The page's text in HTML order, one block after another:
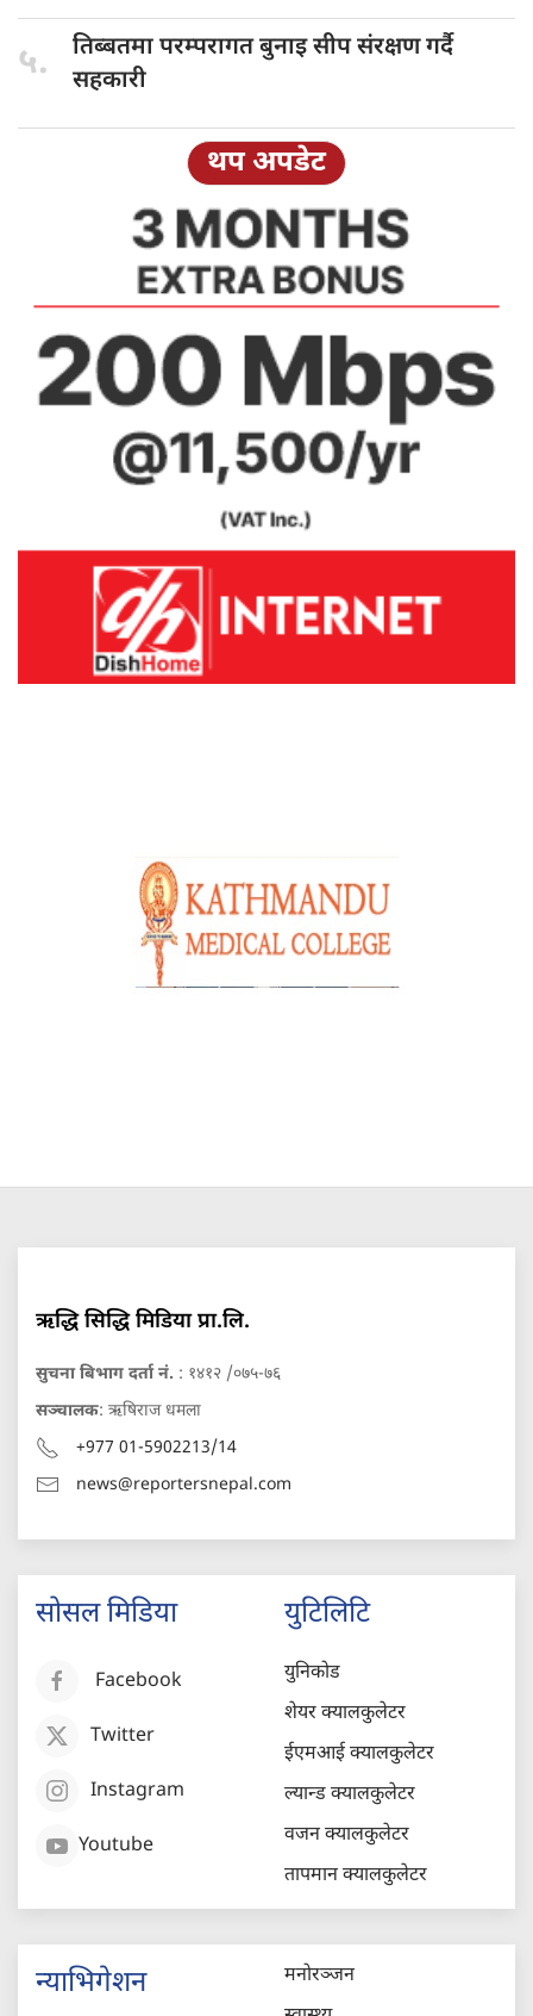
५. तिब्बतमा परम्परागतबुनाइ सीप संरक्षण गर्दै
सहकारी
थप अपडेट
ऋद्धि सिद्धि मिडिया प्रा.लि.
सुचना बिभाग दर्ता नं. : १४१२ /०७५-७६
सञ्चालक: ऋषिराज धमला
+977 01-5902213/14
news@reportersnepal.com
सोसल मिडिया
Facebook
Twitter
Instagram
Youtube
युटिलिटि
युनिकोड
शेयर क्यालकुलेटर
ईएमआई क्यालकुलेटर
ल्यान्ड क्यालकुलेटर
वजन क्यालकुलेटर
तापमान क्यालकुलेटर
न्याभिगेशन
मनोरञ्जन